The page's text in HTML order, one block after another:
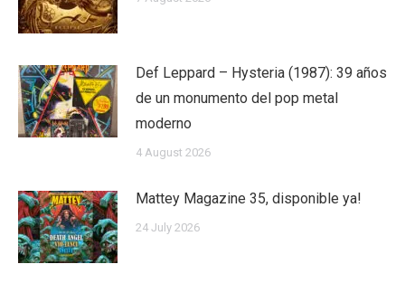
Def Leppard – Hysteria (1987): 39 años
de un monumento del pop metal
moderno
4 August 2026
Mattey Magazine 35, disponible ya!
24 July 2026